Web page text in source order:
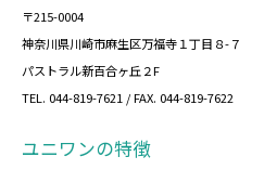
〒215-0004
神奈川県川崎市麻生区万福寺１丁目８-７
パストラル新百合ヶ丘２F
TEL. 044-819-7621 / FAX. 044-819-7622
ユニワンの特徴